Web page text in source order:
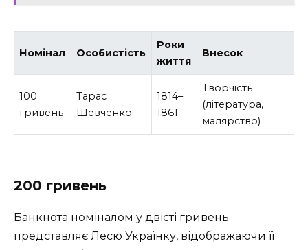
Номінал Особистість
Роки
життя
Внесок
100
гривень
Тарас
Шевченко
1814–
1861
Творчість
(література,
малярство)
200 гривень
Банкнота номіналом у двісті гривень
представляє Лесю Українку, відображаючи її